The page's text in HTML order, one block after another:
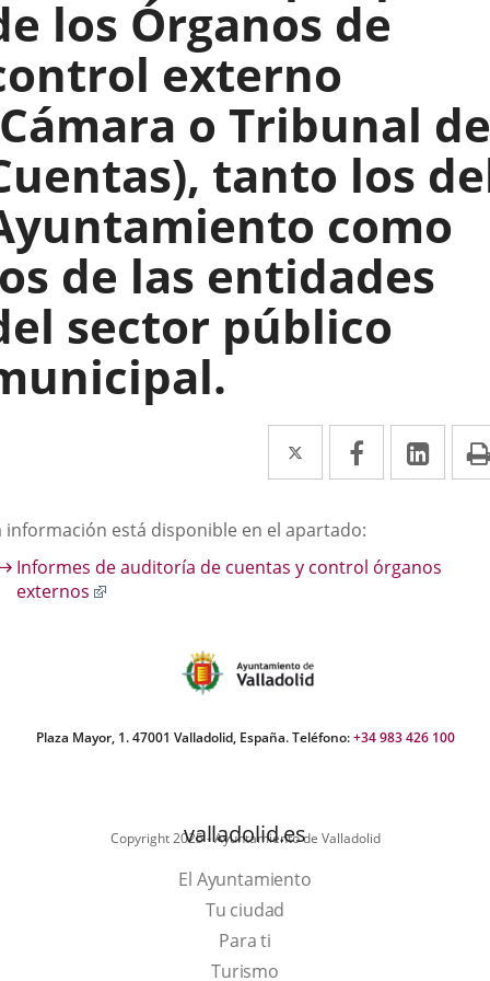
los Órganos de
externo
o Tribunal de
tanto los
como
de las entidades
sector público
Twitter
Enlace
a
una
aplicación
Facebook
Enlace
a
una
aplicación
a
información está disponible en el apartado:
Informes de auditoría de cuentas y control órganos
externos
aplicación
Plaza Mayor, 1. 47001 Valladolid, España. Teléfono:+34 983 426 100
Copyright 2025 - Ayuntamiento de Valladolid
valladolid.es
El Ayuntamiento
Tu ciudad
Para ti
TurismoEste